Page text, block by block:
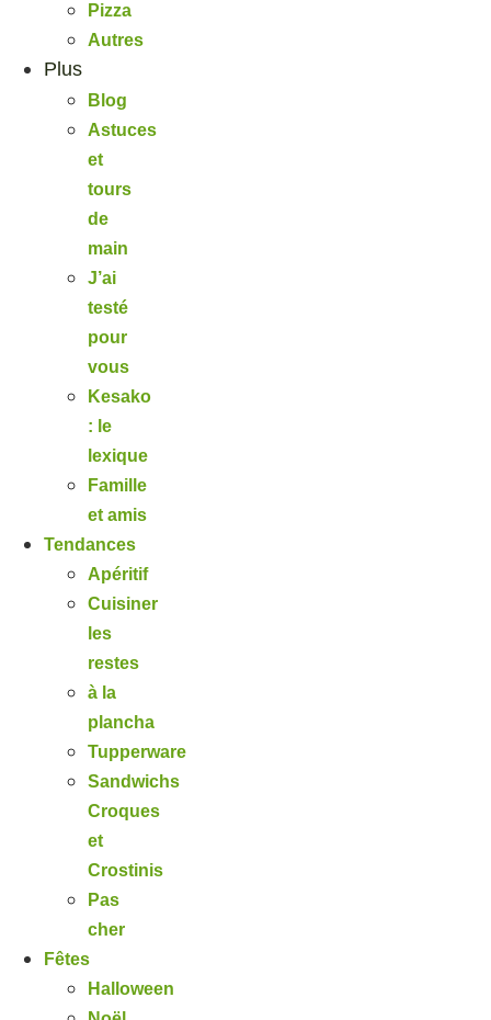
Pizza
Autres
Plus
Blog
Astuces
et
tours
de
main
J’ai
testé
pour
vous
Kesako
: le
lexique
Famille
et amis
Tendances
Apéritif
Cuisiner
les
restes
à la
plancha
Tupperware
Sandwichs
Croques
et
Crostinis
Pas
cher
Fêtes
Halloween